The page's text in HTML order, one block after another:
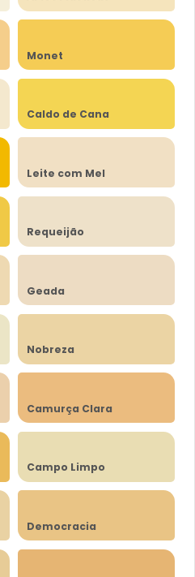
Monet
Caldo de Cana
Leite com Mel
Requeijão
Geada
Nobreza
Camurça Clara
Campo Limpo
Democracia